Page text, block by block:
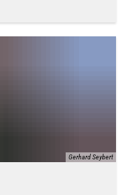
Gerhard Seybert